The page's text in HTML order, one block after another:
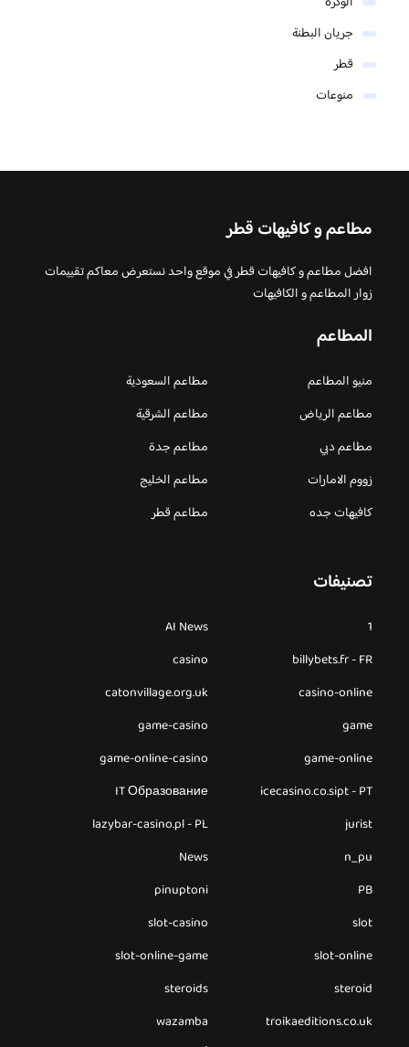
جريان البطنة
قطر
منوعات
مطاعم و كافيهات قطر
افضل مطاعم و كافيهات قطر في موقع واحد نستعرض معاكم تقييمات
زوار المطاعم و الكافيهات
المطاعم
منيو المطاعم
مطاعم السعودية
مطاعم الرياض
مطاعم الشرقية
مطاعم دبي
مطاعم جدة
زووم الامارات
مطاعم الخليج
كافيهات جده
مطاعم قطر
تصنيفات
1
AI News
billybets.fr - FR
casino
casino-online
catonvillage.org.uk
game
game-casino
game-online
game-online-casino
icecasino.co.sipt - PT
IT Образование
jurist
lazybar-casino.pl - PL
n_pu
News
PB
pinuptoni
slot
slot-casino
slot-online
slot-online-game
steroid
steroids
troikaeditions.co.uk
wazamba